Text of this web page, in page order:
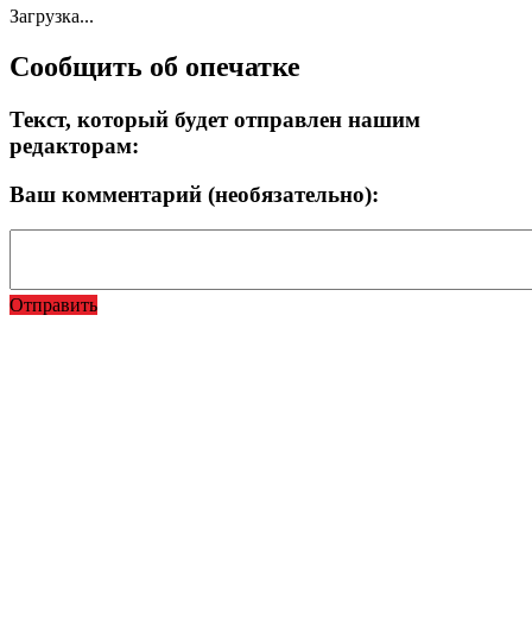
Загрузка...
Сообщить об опечатке
Текст, который будет отправлен нашим
редакторам:
Ваш комментарий (необязательно):
Отправить